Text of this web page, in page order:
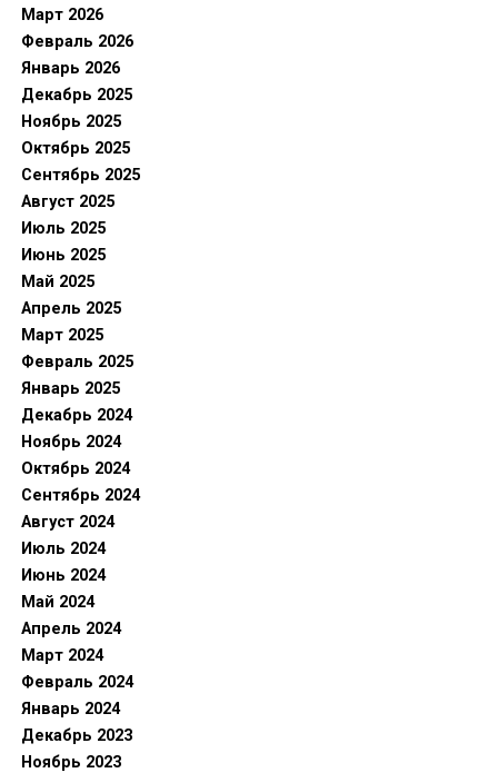
Март 2026
Февраль 2026
Январь 2026
Декабрь 2025
Ноябрь 2025
Октябрь 2025
Сентябрь 2025
Август 2025
Июль 2025
Июнь 2025
Май 2025
Апрель 2025
Март 2025
Февраль 2025
Январь 2025
Декабрь 2024
Ноябрь 2024
Октябрь 2024
Сентябрь 2024
Август 2024
Июль 2024
Июнь 2024
Май 2024
Апрель 2024
Март 2024
Февраль 2024
Январь 2024
Декабрь 2023
Ноябрь 2023